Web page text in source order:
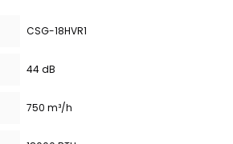
CSG-18HVR1
44 dB
750 m³/h